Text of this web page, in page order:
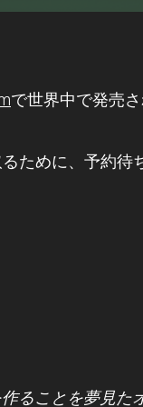
で世界中で発売
ために、予約待
ることを夢見た